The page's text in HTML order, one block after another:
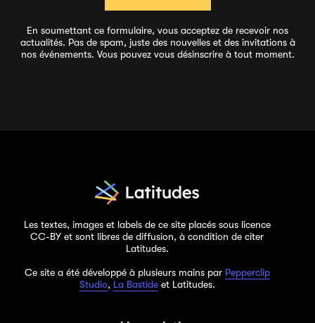
En soumettant ce formulaire, vous acceptez de recevoir nos
actualités. Pas de spam, juste des nouvelles et des invitations à
nos événements. Vous pouvez vous désinscrire à tout moment.
Les textes, images et labels de ce site placés sous licence
CC-BY et sont libres de diffusion, à condition de citer
Latitudes.
Ce site a été développé à plusieurs mains par Pepperclip
Studio, La Bastideet Latitudes.